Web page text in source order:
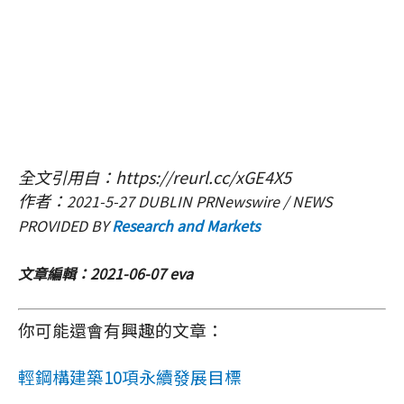
全文引用自：https://reurl.cc/xGE4X5
作者： 2021-5-27DUBLINPRNewswire /NEWS
PROVIDED BYResearch and Markets
文章編輯：2021-06-07 eva
你可能還會有興趣的文章：
輕鋼構建築10項永續發展目標